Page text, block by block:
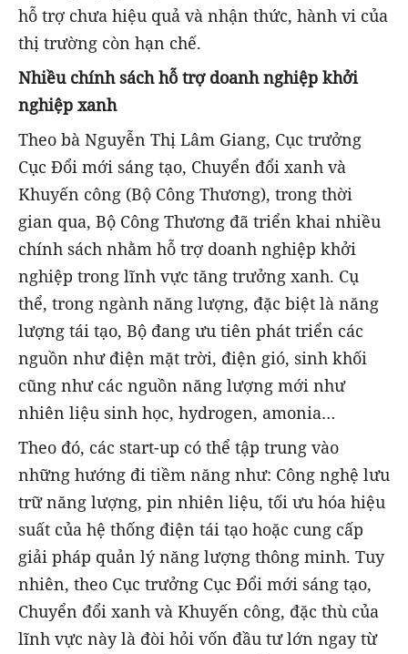
hỗ trợ chưa hiệu quả và nhận thức, hành vi của
thị trường còn hạn chế.
Nhiều chính sách hỗ trợ doanh nghiệp khởi
nghiệp xanh
Theo bà Nguyễn Thị Lâm Giang, Cục trưởng
Cục Đổi mới sáng tạo, Chuyển đổi xanh và
Khuyến công (Bộ Công Thương), trong thời
gian qua, Bộ Công Thương đã triển khai nhiều
chính sách nhằm hỗ trợ doanh nghiệp khởi
nghiệp trong lĩnh vực tăng trưởng xanh. Cụ
thể, trong ngành năng lượng, đặc biệt là năng
lượng tái tạo, Bộ đang ưu tiên phát triển các
nguồn như điện mặt trời, điện gió, sinh khối
cũng như các nguồn năng lượng mới như
nhiên liệu sinh học, hydrogen, amonia…
Theo đó, các start-up có thể tập trung vào
những hướng đi tiềm năng như: Công nghệ lưu
trữ năng lượng, pin nhiên liệu, tối ưu hóa hiệu
suất của hệ thống điện tái tạo hoặc cung cấp
giải pháp quản lý năng lượng thông minh. Tuy
nhiên, theo Cục trưởng Cục Đổi mới sáng tạo,
Chuyển đổi xanh và Khuyến công, đặc thù của
lĩnh vực này là đòi hỏi vốn đầu tư lớn ngay từ